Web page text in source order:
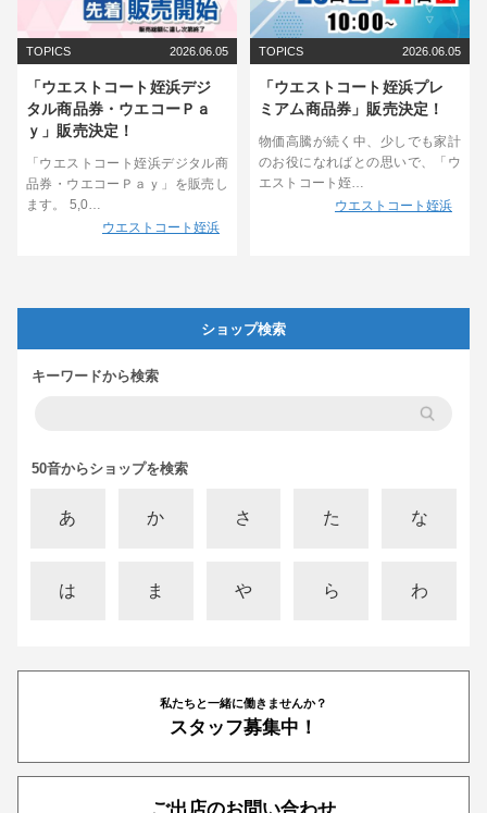
TOPICS 2026.06.05
「ウエストコート姪浜デジ
タル商品券・ウエコーＰａ
ｙ」販売決定！
「ウエストコート姪浜デジタル商
品券・ウエコーＰａｙ」を販売し
ます。 5,0…
ウエストコート姪浜
TOPICS 2026.06.05
「ウエストコート姪浜プレ
ミアム商品券」販売決定！
物価高騰が続く中、少しでも家計
のお役になればとの思いで、「ウ
エストコート姪…
ウエストコート姪浜
ショップ検索
キーワードから検索
50音からショップを検索
あ か さ た な
は ま や ら わ
私たちと一緒に働きませんか？
スタッフ募集中！